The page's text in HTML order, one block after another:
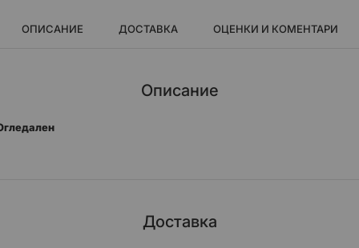
ОПИСАНИЕ ДОСТАВКА ОЦЕНКИ И КОМЕНТАРИ
Описание
Доставка